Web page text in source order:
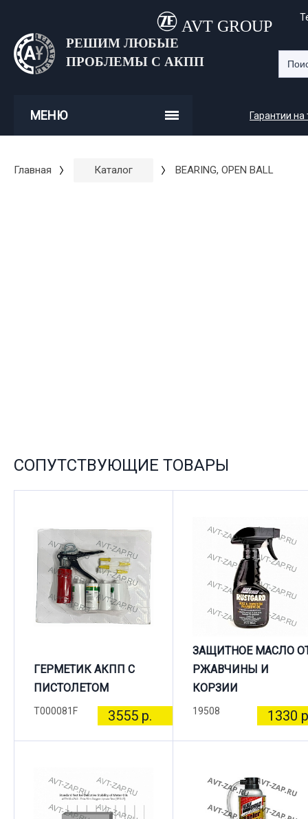
AVT GROUP
РЕШИМ ЛЮБЫЕ
ПРОБЛЕМЫ С АКПП
МЕНЮ Гарантии на
Главная Каталог BEARING, OPEN BALL
СОПУТСТВУЮЩИЕ ТОВАРЫ
ГЕРМЕТИК АКПП С
ПИСТОЛЕТОМ
T000081F 3555 р.
ЗАЩИТНОЕ МАСЛО
РЖАВЧИНЫ И
КОРЗИИ
19508 1330